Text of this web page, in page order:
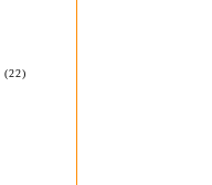
(22)